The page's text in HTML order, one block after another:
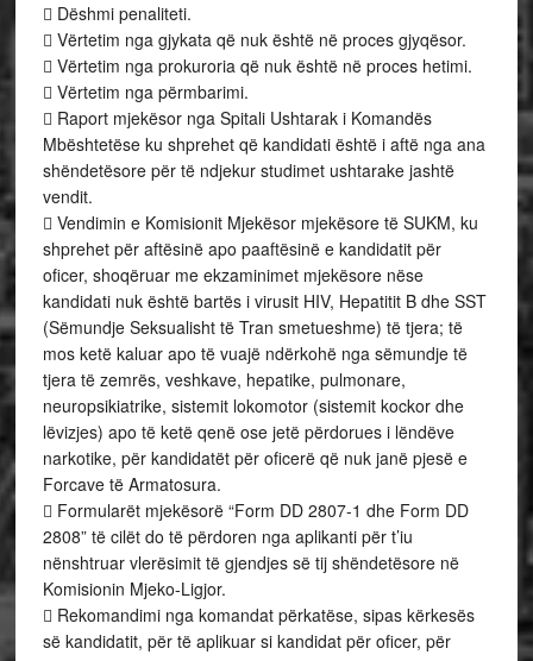
 Dëshmi penaliteti.
 Vërtetim nga gjykata që nuk është në proces gjyqësor.
 Vërtetim nga prokuroria që nuk është në proces hetimi.
 Vërtetim nga përmbarimi.
 Raport mjekësor nga Spitali Ushtarak i Komandës
Mbështetëse ku shprehet që kandidati është i aftë nga ana
shëndetësore për të ndjekur studimet ushtarake jashtë
vendit.
 Vendimin e Komisionit Mjekësor mjekësore të SUKM, ku
shprehet për aftësinë apo paaftësinë e kandidatit për
oficer, shoqëruar me ekzaminimet mjekësore nëse
kandidati nuk është bartës i virusit HIV, Hepatitit B dhe SST
(Sëmundje Seksualisht të Tran smetueshme) të tjera; të
mos ketë kaluar apo të vuajë ndërkohë nga sëmundje të
tjera të zemrës, veshkave, hepatike, pulmonare,
neuropsikiatrike, sistemit lokomotor (sistemit kockor dhe
lëvizjes) apo të ketë qenë ose jetë përdorues i lëndëve
narkotike, për kandidatët për oficerë që nuk janë pjesë e
Forcave të Armatosura.
 Formularët mjekësorë “Form DD 2807-1 dhe Form DD
2808” të cilët do të përdoren nga aplikanti për t’iu
nënshtruar vlerësimit të gjendjes së tij shëndetësore në
Komisionin Mjeko-Ligjor.
 Rekomandimi nga komandat përkatëse, sipas kërkesës
së kandidatit, për të aplikuar si kandidat për oficer, për